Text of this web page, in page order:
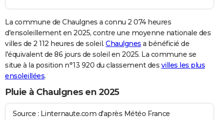
La commune de Chaulgnes a connu 2 074 heures
d'ensoleillement en 2025, contre une moyenne nationale des
villes de 2 112 heures de soleil. Chaulgnes a bénéficié de
l'équivalent de 86 jours de soleil en 2025. La commune se
situe à la position n°13 920 du classement des villes les plus
ensoleillées.
Pluie à Chaulgnes en 2025
Source : Linternaute.com d'après Météo France